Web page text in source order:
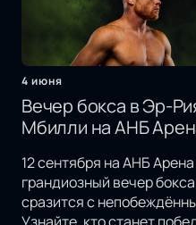
4 июня
Вечер бокса в Эр-
Мбилли на АНБ
12 сентября на АНБ
грандиозный вечер
сразится с